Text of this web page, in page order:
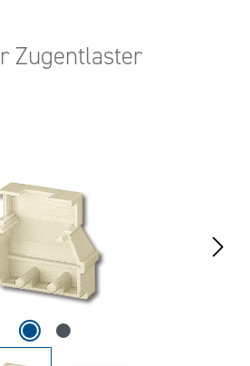
Zugentlaster